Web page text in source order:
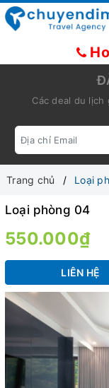
Các deal du lịch
Trang chủ Loại
Loại phòng 04
550.000₫
LIÊN HỆ